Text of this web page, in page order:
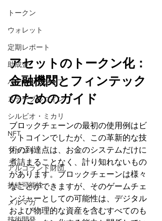
トークン
ウォレット
定期レポート
助成金
パートナーシップ
ステーブルコイン
シルビオ・ミカリ
NFT
ファンド
アルゴランド財団
持続可能性
メルマガ
アセットのトークン化：
金融機関とフィンテック
のためのガイド
ブロックチェーンの最初の使用例はビ
ットコインでしたが、この革新的な技
術の到達点は、お金のシステムだけに
煮詰まることなく、計り知れないもの
があります。ブロックチェーンは様々
なことができますが、そのゲームチェ
ンジャーとしての可能性は、デジタル
および物理的な資産を含むすべてのも